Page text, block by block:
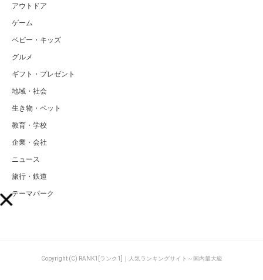
アウトドア
ゲーム
ベビー・キッズ
グルメ
ギフト・プレゼント
地域・社会
生き物・ペット
教育・学校
企業・会社
ニュース
旅行・鉄道
テーマパーク
Copyright (C) RANK1[ランク1]｜人気ランキングサイト～国内最大級